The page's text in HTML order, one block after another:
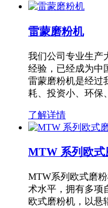
雷蒙磨粉机
我们公司专业生产
经验，已经成为中
雷蒙磨粉机是经过
耗、投资小、环保
了解详情
MTW 系列欧式
MTW系列欧式磨
术水平，拥有多项
欧式磨粉机，以悬